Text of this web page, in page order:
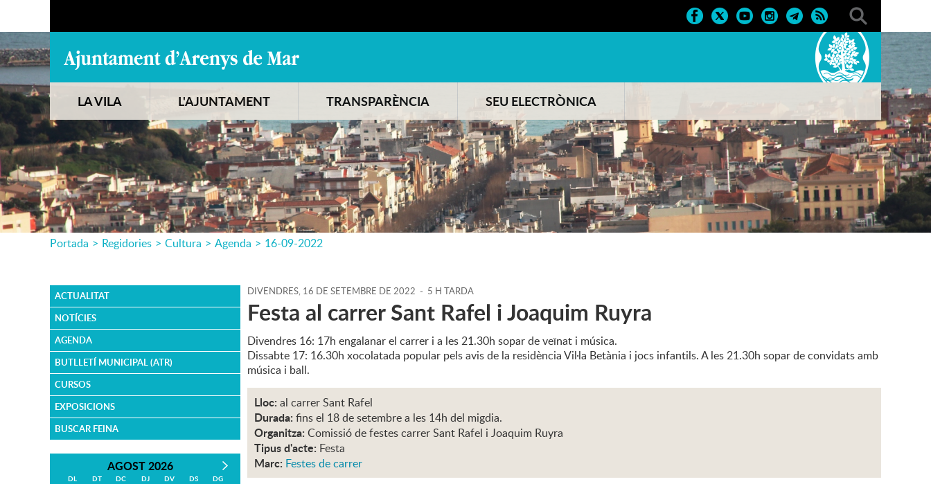
LA VILA L'AJUNTAMENT TRANSPARÈNCIA SEU ELECTRÒNICA
Portada > Regidories > Cultura > Agenda > 16-09-2022
ACTUALITAT
NOTÍCIES
AGENDA
BUTLLETÍ MUNICIPAL (ATR)
CURSOS
EXPOSICIONS
BUSCAR FEINA
AGOST 2026
DL DT DC DJ DV DS DG
DIVENDRES, 16 DE SETEMBRE DE 2022 - 5 H TARDA
Festa al carrer Sant Rafel i Joaquim Ruyra
Divendres 16: 17h engalanar el carrer i a les 21.30h sopar de veïnat i música.
Dissabte 17: 16.30h xocolatada popular pels avis de la residència Vil·la Betània i jocs infantils. A les 21.30h sopar de convidats amb
música i ball.
Lloc: al carrer Sant Rafel
Durada: fins el 18 de setembre a les 14h del migdia.
Organitza: Comissió de festes carrer Sant Rafel i Joaquim Ruyra
Tipus d'acte: Festa
Marc: Festes de carrer